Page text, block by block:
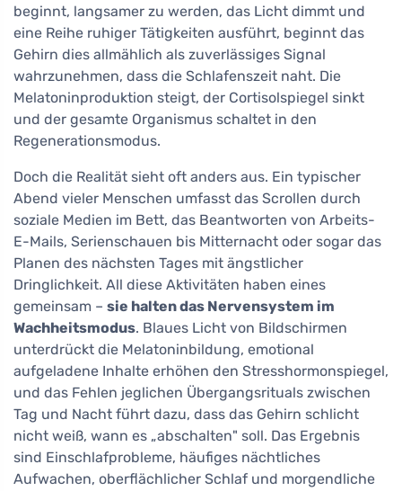
beginnt, langsamer zu werden, das Licht dimmt und
eine Reihe ruhiger Tätigkeiten ausführt, beginnt das
Gehirn dies allmählich als zuverlässiges Signal
wahrzunehmen, dass die Schlafenszeit naht. Die
Melatoninproduktion steigt, der Cortisolspiegel sinkt
und der gesamte Organismus schaltet in den
Regenerationsmodus.
Doch die Realität sieht oft anders aus. Ein typischer
Abend vieler Menschen umfasst das Scrollen durch
soziale Medien im Bett, das Beantworten von Arbeits-
E-Mails, Serienschauen bis Mitternacht oder sogar das
Planen des nächsten Tages mit ängstlicher
Dringlichkeit. All diese Aktivitäten haben eines
gemeinsam – sie halten das Nervensystem im
Wachheitsmodus. Blaues Licht von Bildschirmen
unterdrückt die Melatoninbildung, emotional
aufgeladene Inhalte erhöhen den Stresshormonspiegel,
und das Fehlen jeglichen Übergangsrituals zwischen
Tag und Nacht führt dazu, dass das Gehirn schlicht
nicht weiß, wann es „abschalten" soll. Das Ergebnis
sind Einschlafprobleme, häufiges nächtliches
Aufwachen, oberflächlicher Schlaf und morgendliche